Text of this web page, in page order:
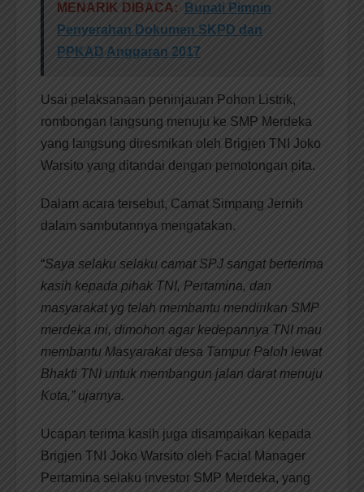
MENARIK DIBACA:
Bupati Pimpin
Penyerahan Dokumen SKPD dan
PPKAD Anggaran 2017
Usai pelaksanaan peninjauan Pohon Listrik,
rombongan langsung menuju ke SMP Merdeka
yang langsung diresmikan oleh Brigjen TNI Joko
Warsito yang ditandai dengan pemotongan pita.
Dalam acara tersebut, Camat Simpang Jernih
dalam sambutannya mengatakan.
“Saya selaku selaku camat SPJ sangat berterima
kasih kepada pihak TNI, Pertamina, dan
masyarakat yg telah membantu mendirikan SMP
merdeka ini, dimohon agar kedepannya TNI mau
membantu Masyarakat desa Tampur Paloh lewat
Bhakti TNI untuk membangun jalan darat menuju
Kota,” ujarnya.
Ucapan terima kasih juga disampaikan kepada
Brigjen TNI Joko Warsito oleh Facial Manager
Pertamina selaku investor SMP Merdeka, yang